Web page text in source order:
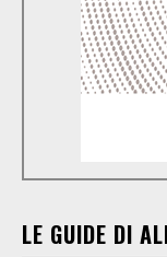
LE GUIDE DI